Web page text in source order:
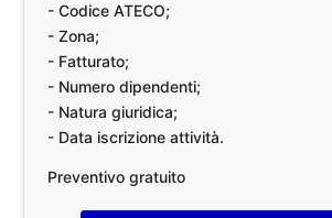
- Codice ATECO;
- Zona;
- Fatturato;
- Numero dipendenti;
- Natura giuridica;
- Data iscrizione attività.
Preventivo gratuito